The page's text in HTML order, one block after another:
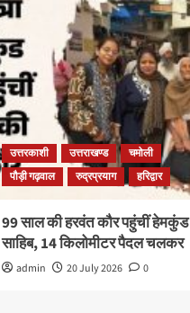
उत्तरकाशी उत्तराखण्ड
चमोली
पौड़ी गढ़वाल
रुद्रप्रयाग हरिद्वार
99 साल की हरवंत कौर पहुंचीं हेमकुंड
साहिब, 14 किलोमीटर पैदल चलकर
admin 20 July 2026 0